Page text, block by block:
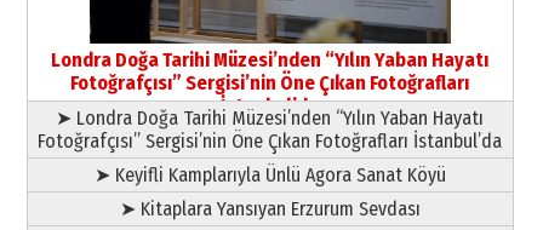
Yusuf POLAT
Şampiyonluk Sebahattin Şirin’e
yazar
11 Mayıs 2026 Pazartesi
Londra Doğa Tarihi Müzesi’nden “Yılın Yaban Hayatı
Fotoğrafçısı” Sergisi’nin Öne Çıkan Fotoğrafları
İstanbul’da
➤ Londra Doğa Tarihi Müzesi’nden “Yılın Yaban Hayatı
Fotoğrafçısı” Sergisi’nin Öne Çıkan Fotoğrafları İstanbul’da
➤ Keyifli Kamplarıyla Ünlü Agora Sanat Köyü
➤ Kitaplara Yansıyan Erzurum Sevdası